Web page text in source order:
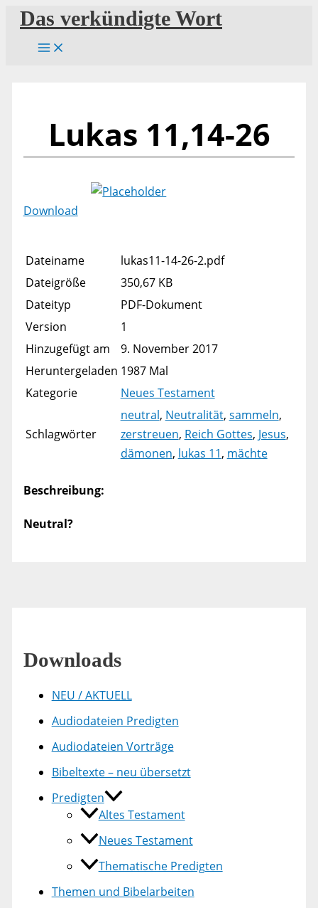
Zum
Inhalt
springen
Das verkündigte Wort
Lukas 11,14-26
Download
Dateiname
lukas11-14-26-2.pdf
Dateigröße
350,67 KB
Dateityp
PDF-Dokument
Version
1
Hinzugefügt am
9. November 2017
Heruntergeladen 1987 Mal
Kategorie
Neues Testament
Schlagwörter
neutral, Neutralität, sammeln,
zerstreuen, Reich Gottes, Jesus,
dämonen, lukas 11, mächte
Beschreibung:
Neutral?
Downloads
NEU / AKTUELL
Audiodateien Predigten
Audiodateien Vorträge
Bibeltexte – neu übersetzt
Predigten
Altes Testament
Neues Testament
Thematische Predigten
Themen und Bibelarbeiten